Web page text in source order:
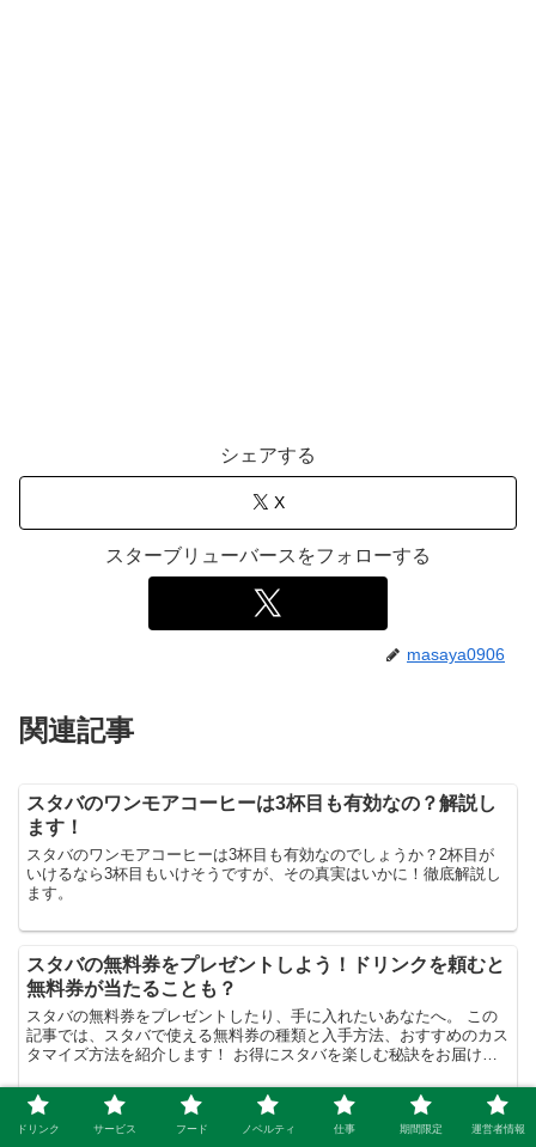
シェアする
X
スターブリューバースをフォローする
masaya0906
関連記事
スタバのワンモアコーヒーは3杯目も有効なの？解説し
ます！
スタバのワンモアコーヒーは3杯目も有効なのでしょうか？2杯目が
いけるなら3杯目もいけそうですが、その真実はいかに！徹底解説し
ます。
スタバの無料券をプレゼントしよう！ドリンクを頼むと
無料券が当たることも？
スタバの無料券をプレゼントしたり、手に入れたいあなたへ。 この
記事では、スタバで使える無料券の種類と入手方法、おすすめのカス
タマイズ方法を紹介します！ お得にスタバを楽しむ秘訣をお届けし
スタバのプラスチックストローをもらう方法！環境に優
ドリンク サービス フード ノベルティ 仕事 期間限定 運営者情報